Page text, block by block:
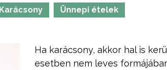
Karácsony Ünnepi ételek
Ha karácsony, akkor hal is
esetben nem leves